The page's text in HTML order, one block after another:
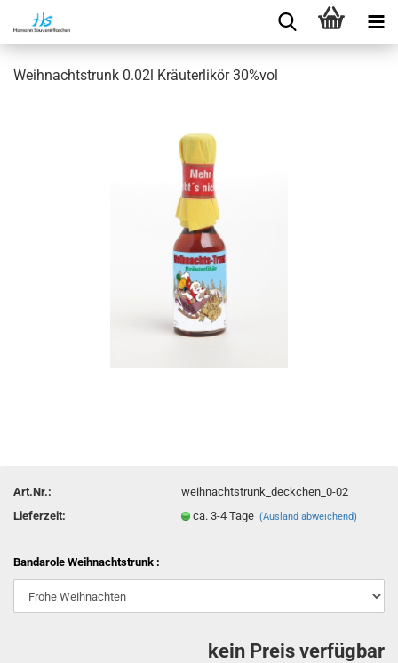
Weihnachtstrunk 0.02l Kräuterlikör 30%vol
Art.Nr.:
weihnachtstrunk_deckchen_0-02
Lieferzeit:
ca. 3-4 Tage(Ausland abweichend)
Bandarole Weihnachtstrunk :
kein Preis verfügbar